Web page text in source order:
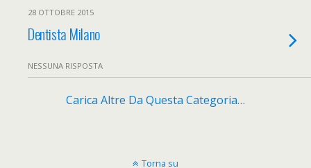
28 OTTOBRE 2015
Dentista Milano
NESSUNA RISPOSTA
Carica Altre Da Questa Categoria…
Torna su